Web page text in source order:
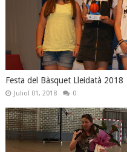
Festa del Bàsquet Lleidatà 2018
Juliol 01, 2018 0